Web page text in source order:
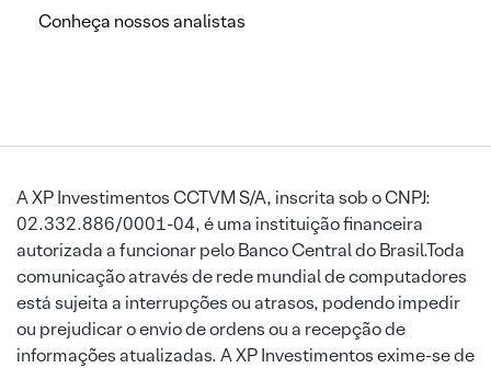
Conheça nossos analistas
A XP Investimentos CCTVM S/A, inscrita sob o CNPJ:
02.332.886/0001-04, é uma instituição financeira
autorizada a funcionar pelo Banco Central do Brasil.Toda
comunicação através de rede mundial de computadores
está sujeita a interrupções ou atrasos, podendo impedir
ou prejudicar o envio de ordens ou a recepção de
informações atualizadas. A XP Investimentos exime-se de